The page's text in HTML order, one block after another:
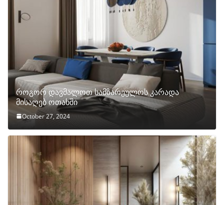
როგორ დავმალოთ სამზარეულოს კარადა
მისაღებ ოთახში
October 27, 2024